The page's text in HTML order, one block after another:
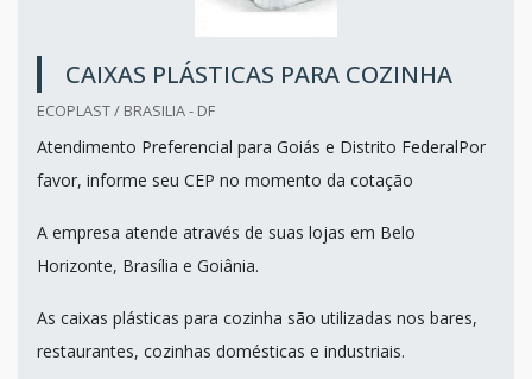
CAIXAS PLÁSTICAS PARA COZINHA
ECOPLAST / BRASILIA - DF
Atendimento Preferencial para Goiás e Distrito FederalPor
favor, informe seu CEP no momento da cotação
A empresa atende através de suas lojas em Belo
Horizonte, Brasília e Goiânia.
As caixas plásticas para cozinha são utilizadas nos bares,
restaurantes, cozinhas domésticas e industriais.